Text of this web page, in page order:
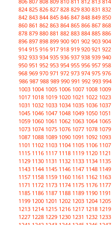
824 825 826 827 828 829 830 831 832
842 843 844 845 846 847 848 849 850
860 861 862 863 864 865 866 867 868
878 879 880 881 882 883 884 885 886
896 897 898 899 900 901 902 903 904
914 915 916 917 918 919 920 921 922
932 933 934 935 936 937 938 939 940
950 951 952 953 954 955 956 957 958
968 969 970 971 972 973 974 975 976
986 987 988 989 990 991 992 993 994
1003 1004 1005 1006 1007 1008 1009
1017 1018 1019 1020 1021 1022 1023
1031 1032 1033 1034 1035 1036 1037
1045 1046 1047 1048 1049 1050 1051
1059 1060 1061 1062 1063 1064 1065
1073 1074 1075 1076 1077 1078 1079
1087 1088 1089 1090 1091 1092 1093
1101 1102 1103 1104 1105 1106 1107
1115 1116 1117 1118 1119 1120 1121
1129 1130 1131 1132 1133 1134 1135
1143 1144 1145 1146 1147 1148 1149
1157 1158 1159 1160 1161 1162 1163
1171 1172 1173 1174 1175 1176 1177
1185 1186 1187 1188 1189 1190 1191
1199 1200 1201 1202 1203 1204 1205
1213 1214 1215 1216 1217 1218 1219
1227 1228 1229 1230 1231 1232 1233